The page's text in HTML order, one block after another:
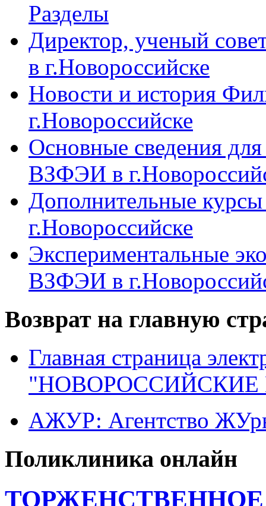
Разделы
Директор, ученый
в г.Новороссийске
Новости и история
г.Новороссийске
Основные сведения
ВЗФЭИ в
Дополнительные
г.Новороссийске
Экспериментальные
ВЗФЭИ в
Возврат на главную
Главная страница
"НОВОРОССИЙСКИЕ
АЖУР: Агентство
Поликлиника онлайн